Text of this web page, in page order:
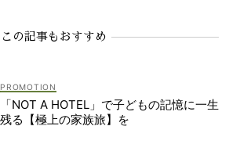
この記事もおすすめ
「NOT A HOTEL」で子どもの記憶に一生
残る【極上の家族旅】を